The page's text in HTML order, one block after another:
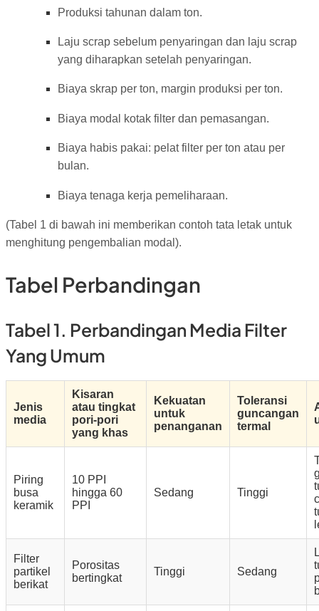
Produksi tahunan dalam ton.
Laju scrap sebelum penyaringan dan laju scrap
yang diharapkan setelah penyaringan.
Biaya skrap per ton, margin produksi per ton.
Biaya modal kotak filter dan pemasangan.
Biaya habis pakai: pelat filter per ton atau per
bulan.
Biaya tenaga kerja pemeliharaan.
(Tabel 1 di bawah ini memberikan contoh tata letak untuk
menghitung pengembalian modal).
Tabel Perbandingan
Tabel 1. Perbandingan Media Filter
Yang Umum
Jenis
media
Kisaran
atau tingkat
pori-pori
yang khas
Kekuatan
untuk
penanganan
Toleransi
guncangan
termal
Piring
busa
keramik
10 PPI
hingga 60
PPI
Sedang Tinggi
Filter
partikel
berikat
Porositas
bertingkat
Tinggi Sedang